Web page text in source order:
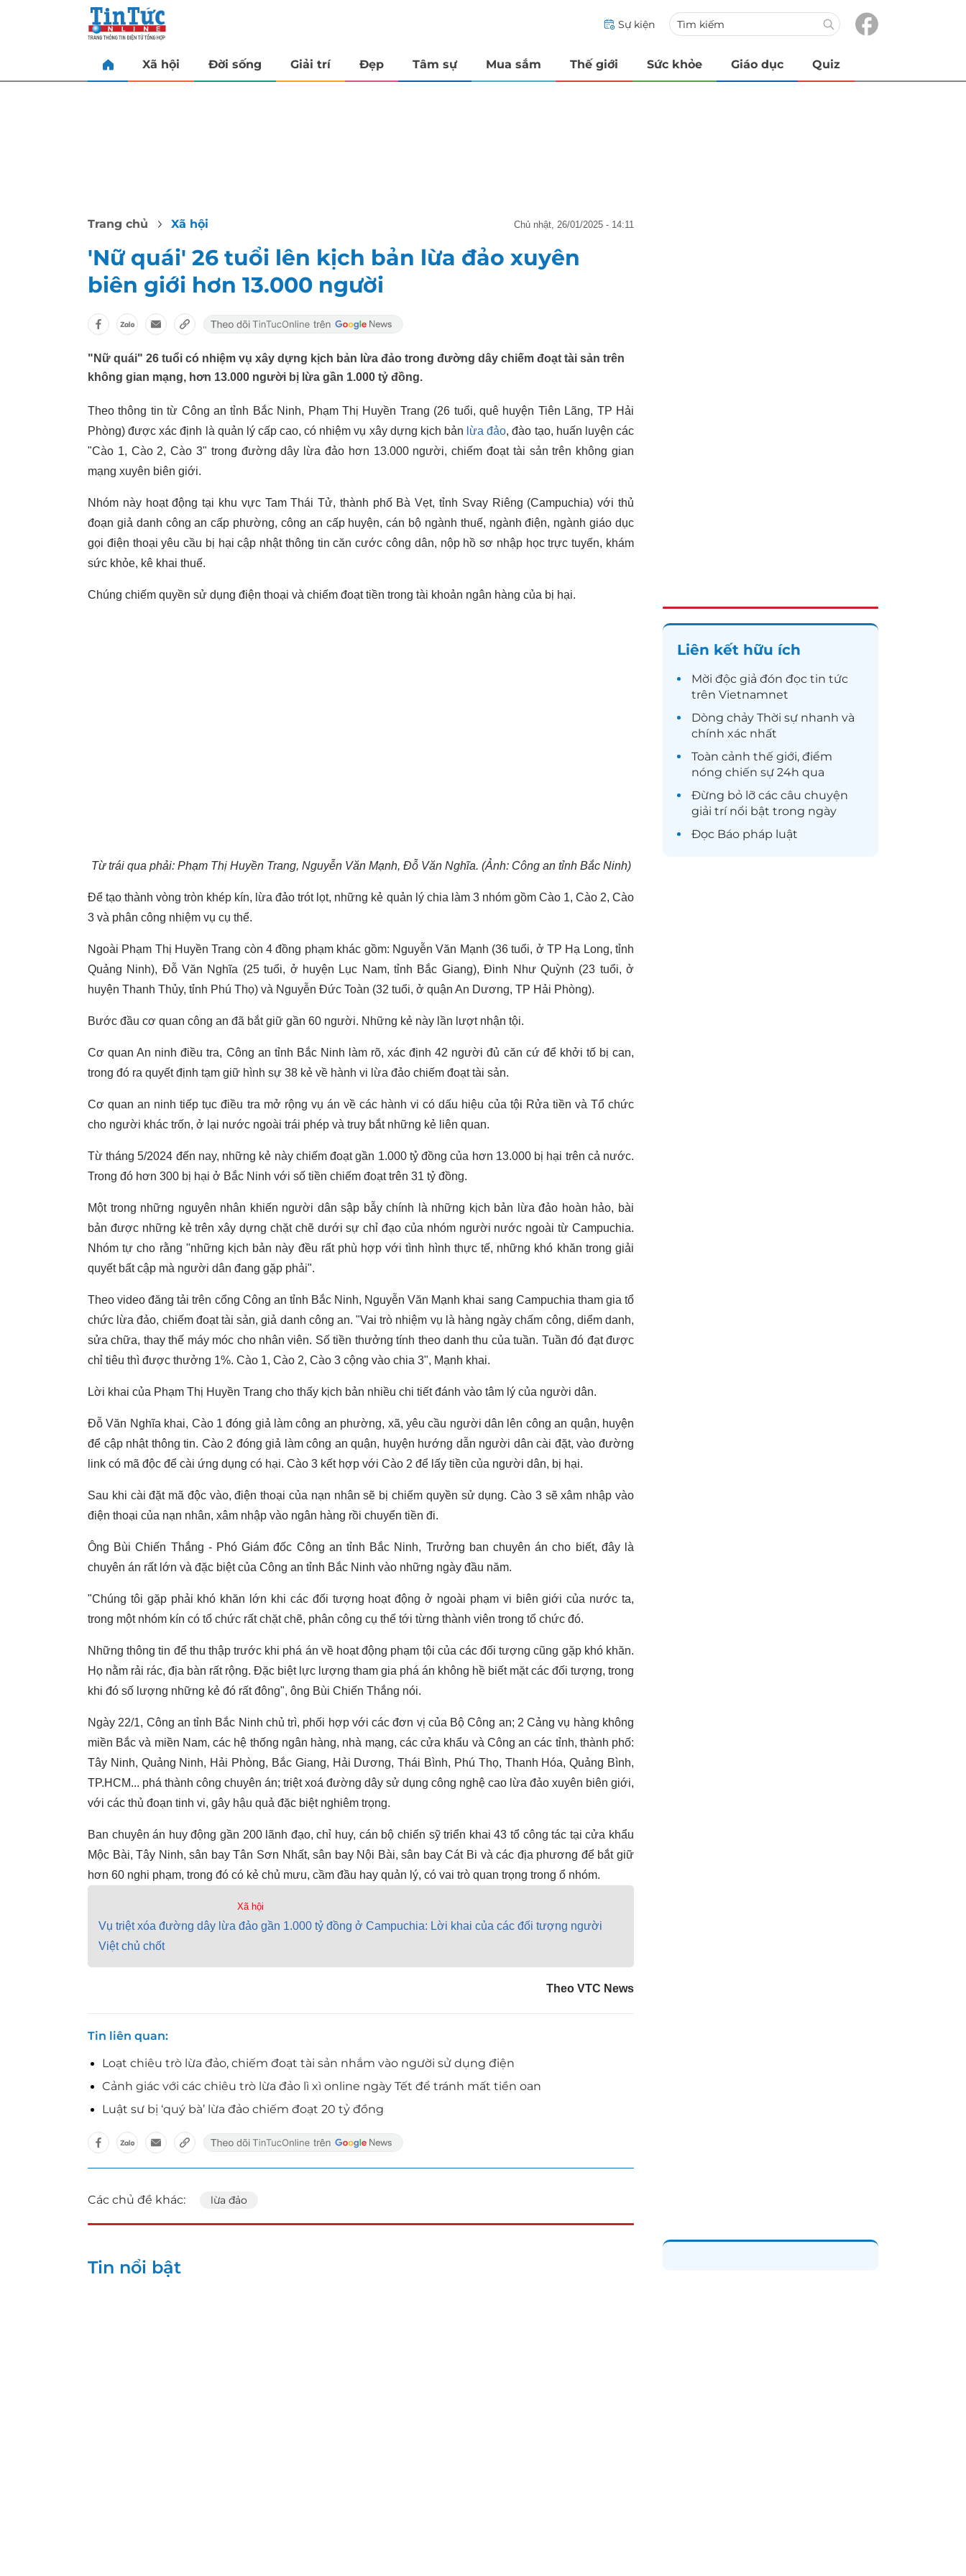
Sự kiện
Xã hội Đời sống Giải trí Đẹp Tâm sự Mua sắm Thế giới Sức khỏe Giáo dục Quiz
Trang chủ Xã hội chủ nhật, 26/01/2025 - 14:11
'Nữ quái' 26 tuổi lên kịch bản lừa đảo xuyên
biên giới hơn 13.000 người
"Nữ quái" 26 tuổi có nhiệm vụ xây dựng kịch bản lừa đảo trong đường dây chiếm đoạt tài sản trên
không gian mạng, hơn 13.000 người bị lừa gần 1.000 tỷ đồng.
Theo thông tin từ Công an tỉnh Bắc Ninh, Phạm Thị Huyền Trang (26 tuổi, quê huyện Tiên Lãng, TP Hải
Phòng) được xác định là quản lý cấp cao, có nhiệm vụ xây dựng kịch bản lừa đảo, đào tạo, huấn luyện các
"Cào 1, Cào 2, Cào 3" trong đường dây lừa đảo hơn 13.000 người, chiếm đoạt tài sản trên không gian
mạng xuyên biên giới.
Nhóm này hoạt động tại khu vực Tam Thái Tử, thành phố Bà Vẹt, tỉnh Svay Riêng (Campuchia) với thủ
đoạn giả danh công an cấp phường, công an cấp huyện, cán bộ ngành thuế, ngành điện, ngành giáo dục
gọi điện thoại yêu cầu bị hại cập nhật thông tin căn cước công dân, nộp hồ sơ nhập học trực tuyến, khám
sức khỏe, kê khai thuế.
Chúng chiếm quyền sử dụng điện thoại và chiếm đoạt tiền trong tài khoản ngân hàng của bị hại.
Từ trái qua phải: Phạm Thị Huyền Trang, Nguyễn Văn Mạnh, Đỗ Văn Nghĩa. (Ảnh: Công an tỉnh Bắc Ninh)
Để tạo thành vòng tròn khép kín, lừa đảo trót lọt, những kẻ quản lý chia làm 3 nhóm gồm Cào 1, Cào 2, Cào
3 và phân công nhiệm vụ cụ thể.
Ngoài Phạm Thị Huyền Trang còn 4 đồng phạm khác gồm: Nguyễn Văn Mạnh (36 tuổi, ở TP Hạ Long, tỉnh
Quảng Ninh), Đỗ Văn Nghĩa (25 tuổi, ở huyện Lục Nam, tỉnh Bắc Giang), Đinh Như Quỳnh (23 tuổi, ở
huyện Thanh Thủy, tỉnh Phú Thọ) và Nguyễn Đức Toàn (32 tuổi, ở quận An Dương, TP Hải Phòng).
Bước đầu cơ quan công an đã bắt giữ gần 60 người. Những kẻ này lần lượt nhận tội.
Cơ quan An ninh điều tra, Công an tỉnh Bắc Ninh làm rõ, xác định 42 người đủ căn cứ để khởi tố bị can,
trong đó ra quyết định tạm giữ hình sự 38 kẻ về hành vi lừa đảo chiếm đoạt tài sản.
Cơ quan an ninh tiếp tục điều tra mở rộng vụ án về các hành vi có dấu hiệu của tội Rửa tiền và Tổ chức
cho người khác trốn, ở lại nước ngoài trái phép và truy bắt những kẻ liên quan.
Từ tháng 5/2024 đến nay, những kẻ này chiếm đoạt gần 1.000 tỷ đồng của hơn 13.000 bị hại trên cả nước.
Trong đó hơn 300 bị hại ở Bắc Ninh với số tiền chiếm đoạt trên 31 tỷ đồng.
Một trong những nguyên nhân khiến người dân sập bẫy chính là những kịch bản lừa đảo hoàn hảo, bài
bản được những kẻ trên xây dựng chặt chẽ dưới sự chỉ đạo của nhóm người nước ngoài từ Campuchia.
Nhóm tự cho rằng "những kịch bản này đều rất phù hợp với tình hình thực tế, những khó khăn trong giải
quyết bất cập mà người dân đang gặp phải".
Theo video đăng tải trên cổng Công an tỉnh Bắc Ninh, Nguyễn Văn Mạnh khai sang Campuchia tham gia tổ
chức lừa đảo, chiếm đoạt tài sản, giả danh công an. "Vai trò nhiệm vụ là hàng ngày chấm công, diểm danh,
sửa chữa, thay thế máy móc cho nhân viên. Số tiền thưởng tính theo danh thu của tuần. Tuần đó đạt được
chỉ tiêu thì được thưởng 1%. Cào 1, Cào 2, Cào 3 cộng vào chia 3", Mạnh khai.
Lời khai của Phạm Thị Huyền Trang cho thấy kịch bản nhiều chi tiết đánh vào tâm lý của người dân.
Đỗ Văn Nghĩa khai, Cào 1 đóng giả làm công an phường, xã, yêu cầu người dân lên công an quận, huyện
để cập nhật thông tin. Cào 2 đóng giả làm công an quận, huyện hướng dẫn người dân cài đặt, vào đường
link có mã độc để cài ứng dụng có hại. Cào 3 kết hợp với Cào 2 để lấy tiền của người dân, bị hại.
Sau khi cài đặt mã độc vào, điện thoại của nạn nhân sẽ bị chiếm quyền sử dụng. Cào 3 sẽ xâm nhập vào
điện thoại của nạn nhân, xâm nhập vào ngân hàng rồi chuyển tiền đi.
Ông Bùi Chiến Thắng - Phó Giám đốc Công an tỉnh Bắc Ninh, Trưởng ban chuyên án cho biết, đây là
chuyên án rất lớn và đặc biệt của Công an tỉnh Bắc Ninh vào những ngày đầu năm.
"Chúng tôi gặp phải khó khăn lớn khi các đối tượng hoạt động ở ngoài phạm vi biên giới của nước ta,
trong một nhóm kín có tổ chức rất chặt chẽ, phân công cụ thể tới từng thành viên trong tổ chức đó.
Những thông tin để thu thập trước khi phá án về hoạt động phạm tội của các đối tượng cũng gặp khó khăn.
Họ nằm rải rác, địa bàn rất rộng. Đặc biệt lực lượng tham gia phá án không hề biết mặt các đối tượng, trong
khi đó số lượng những kẻ đó rất đông", ông Bùi Chiến Thắng nói.
Ngày 22/1, Công an tỉnh Bắc Ninh chủ trì, phối hợp với các đơn vị của Bộ Công an; 2 Cảng vụ hàng không
miền Bắc và miền Nam, các hệ thống ngân hàng, nhà mạng, các cửa khẩu và Công an các tỉnh, thành phố:
Tây Ninh, Quảng Ninh, Hải Phòng, Bắc Giang, Hải Dương, Thái Bình, Phú Thọ, Thanh Hóa, Quảng Bình,
TP.HCM... phá thành công chuyên án; triệt xoá đường dây sử dụng công nghệ cao lừa đảo xuyên biên giới,
với các thủ đoạn tinh vi, gây hậu quả đặc biệt nghiêm trọng.
Ban chuyên án huy động gần 200 lãnh đạo, chỉ huy, cán bộ chiến sỹ triển khai 43 tổ công tác tại cửa khẩu
Mộc Bài, Tây Ninh, sân bay Tân Sơn Nhất, sân bay Nội Bài, sân bay Cát Bi và các địa phương để bắt giữ
hơn 60 nghi phạm, trong đó có kẻ chủ mưu, cầm đầu hay quản lý, có vai trò quan trọng trong ổ nhóm.
Xã hội
Vụ triệt xóa đường dây lừa đảo gần 1.000 tỷ đồng ở Campuchia: Lời khai của các đối tượng người
Việt chủ chốt
Theo VTC News
Tin liên quan
Loạt chiêu trò lừa đảo, chiếm đoạt tài sản nhắm vào người sử dụng điện
Cảnh giác với các chiêu trò lừa đảo lì xì online ngày Tết để tránh mất tiền oan
Luật sư bị ‘quý bà’ lừa đảo chiếm đoạt 20 tỷ đồng
Các chủ đề khác: lừa đảo
Liên kết hữu ích
Mời độc giả đón đọc tin tức
trên Vietnamnet
Dòng chảy Thời sự nhanh và
chính xác nhất
Toàn cảnh thế giới, điểm
nóng chiến sự 24h qua
Đừng bỏ lỡ các câu chuyện
giải trínổi bật trong ngày
Đọc Báo pháp luật
Tin nổi bật